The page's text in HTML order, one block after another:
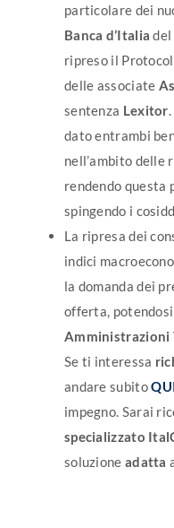
particolare dei
Banca d’Italiadel
ripreso il
delle associate
sentenza Lexitor
dato entrambi
nell’ambito delle
rendendo questa
spingendo i
La ripresa dei
indici
la domanda dei
offerta,
Amministrazioni
Se ti interessa
andare subito
impegno. Sarai
specializzato
soluzione adatta